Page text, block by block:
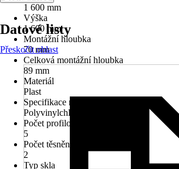
1 600 mm
Výška
1 600 mm
Montážní hloubka
70 mm
Celková montážní hloubka
89 mm
Materiál
Plast
Specifikace materiálu
Polyvinylchlorid (PVC)
Počet profilových komor
5
Počet těsnění
2
Typ skla
Datové listy
Přeskočit oblast